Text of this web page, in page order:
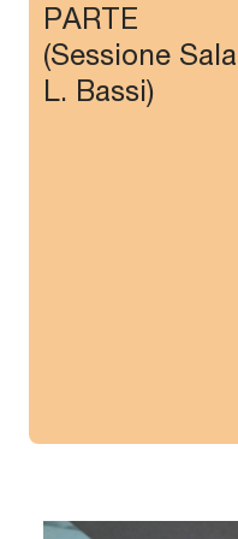
PARTE
(Sessione Sala
L. Bassi)